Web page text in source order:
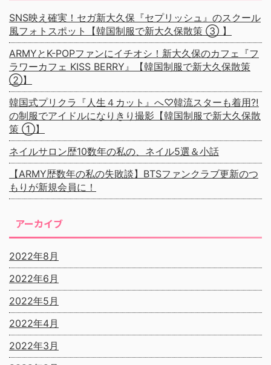
SNS映え確実！セガ新大久保『セプリッシュ』のスクール
風フォトスポット【韓国制服で新大久保散策 ③ 】
ARMYとK-POPファンにイチオシ！新大久保のカフェ『フ
ラワーカフェ KISS BERRY』【韓国制服で新大久保散策
②】
韓国式プリクラ『人生４カット』へ♡韓流スターも着用⁈
の制服でアイドルになりきり撮影【韓国制服で新大久保散
策 ①】
ネイルサロン歴10数年の私の、ネイル5選＆小話
【ARMY歴数年の私の失敗談】BTSファンクラブ更新のつ
もりが新規会員に！
アーカイブ
2022年8月
2022年6月
2022年5月
2022年4月
2022年3月